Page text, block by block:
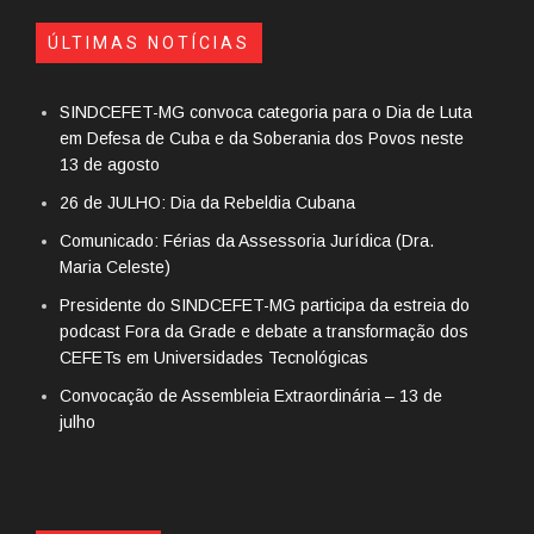
ÚLTIMAS NOTÍCIAS
SINDCEFET-MG convoca categoria para o Dia de Luta
em Defesa de Cuba e da Soberania dos Povos neste
13 de agosto
26 de JULHO: Dia da Rebeldia Cubana
Comunicado: Férias da Assessoria Jurídica (Dra.
Maria Celeste)
Presidente do SINDCEFET-MG participa da estreia do
podcast Fora da Grade e debate a transformação dos
CEFETs em Universidades Tecnológicas
Convocação de Assembleia Extraordinária – 13 de
julho